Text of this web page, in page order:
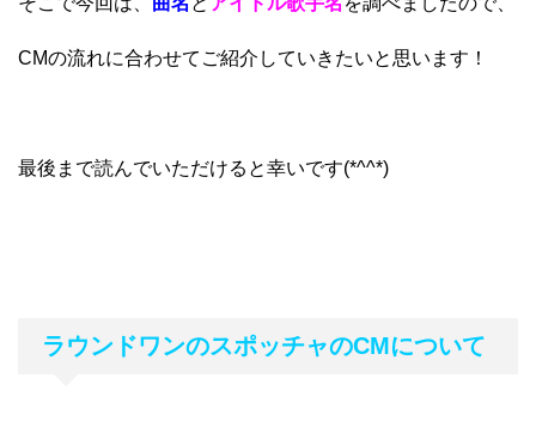
CMの流れに合わせてご紹介していきたいと思います！
最後まで読んでいただけると幸いです(*^^*)
ラウンドワンのスポッチャのCMについて